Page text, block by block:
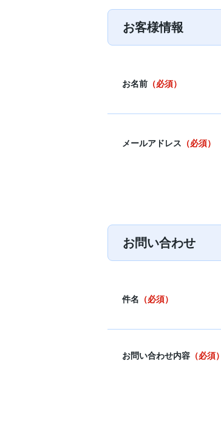
お客様情報
お名前 （必須）
メールアドレス （必須）
お問い合わせ
件名 （必須）
お問い合わせ内容 （必須）